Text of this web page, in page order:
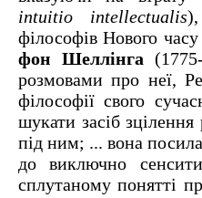
intuitio intellectualis
філософів Нового часу
фон Шеллінга
розмовами про неї,
філософії свого
шукати засіб
під ним; ... вона
до виключно
сплутаному понятті